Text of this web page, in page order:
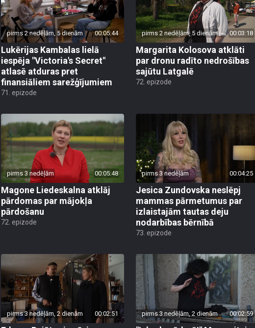
pirms 2 nedēļām, 5 dienām 00:05:44
Lukērijas Kambalas lielā
iespēja "Victoria's Secret"
atlasē atduras pret
finansiāliem sarežģījumiem
71. epizode
pirms 2 nedēļām, 5 dienām 00:03:18
Margarita Kolosova atklāti
par dronu radīto nedrošības
sajūtu Latgalē
72. epizode
pirms 3 nedēļām 00:05:48
Magone Liedeskalna atklāj
pārdomas par mājokļa
pārdošanu
72. epizode
pirms 3 nedēļām 00:04:25
Jesica Zundovska neslēpj
mammas pārmetumus par
izlaistajām tautas deju
nodarbības bērnībā
73. epizode
pirms 3 nedēļām, 2 dienām 00:02:51 pirms 3 nedēļām, 2 dienām 00:02:59